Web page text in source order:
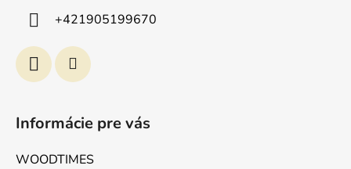
+421905199670
Informácie pre vás
WOODTIMES